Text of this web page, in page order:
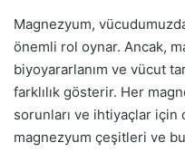
Magnezyum,
önemli rol oynar. Ancak,
biyoyararlanım ve vücut
farklılık gösterir. Her
sorunları ve ihtiyaçlar için
magnezyum çeşitleri ve